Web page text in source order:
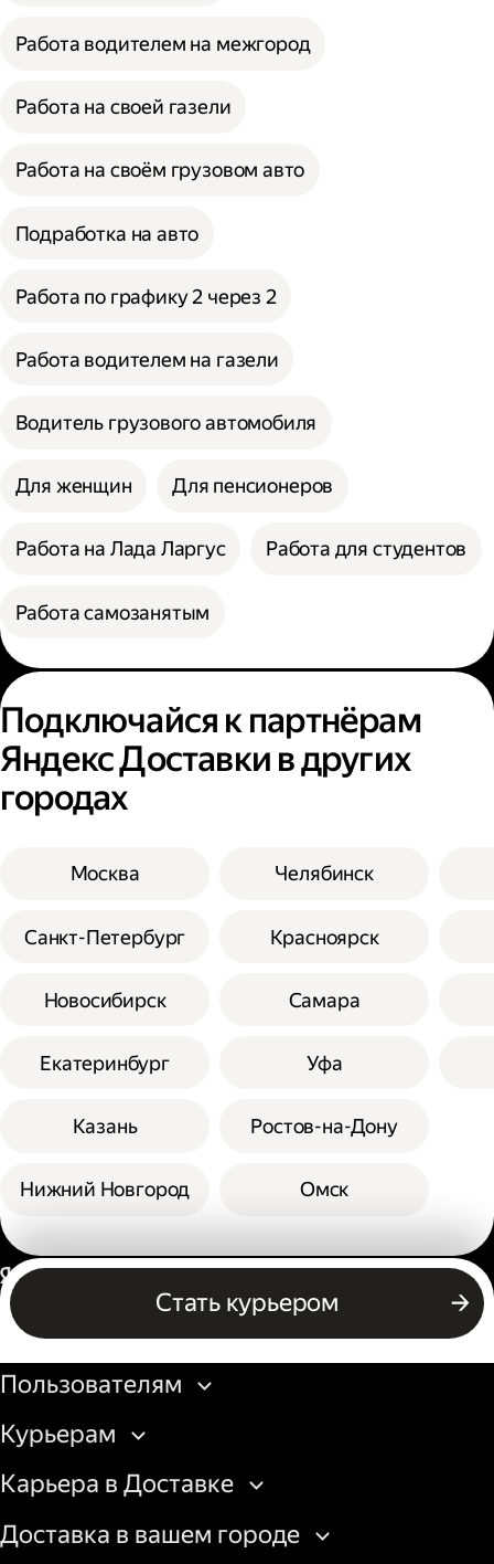
Работа водителем на межгород
Работа на своей газели
Работа на своём грузовом авто
Подработка на авто
Работа по графику 2 через 2
Работа водителем на газели
Водитель грузового автомобиля
Для женщин Для пенсионеров
Работа на Лада Ларгус Работа для студентов
Работа самозанятым
Подключайся к партнёрам
Яндекс Доставки в других
городах
Москва
Санкт-Петербург
Новосибирск
Екатеринбург
Казань
Нижний Новгород
Челябинск
Красноярск
Самара
Уфа
Ростов-на-Дону
Омск
Стать курьером
Россия
Бизнесу
Пользователям
Курьерам
Карьера в Доставке
Доставка в вашем городе